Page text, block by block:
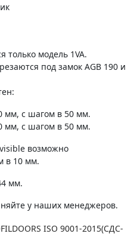
только модель 1VA.
под замок AGB 190 и
мм, с шагом в 50 мм.
мм, с шагом в 50 мм.
возможно
в 10 мм.
мм.
у наших менеджеров.
ISO 9001-2015(СДС-